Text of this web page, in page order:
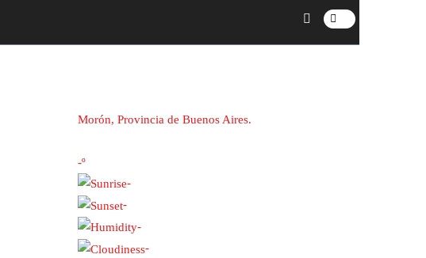
Morón, Provincia de Buenos Aires.
-º
-
-
-
-